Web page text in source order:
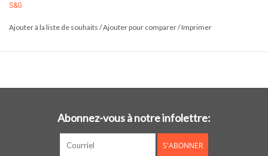
S&G
Ajouter à la liste de souhaits /Ajouter pour comparer/Imprimer
Abonnez-vous à notre infolettre:
S'ABONNER